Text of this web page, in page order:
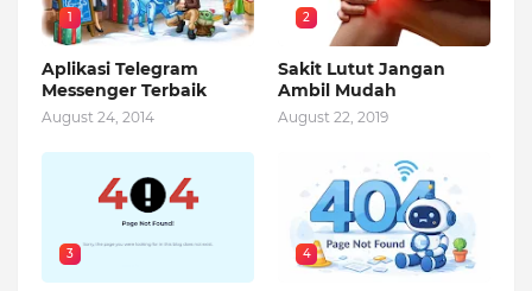
1
Aplikasi Telegram
Messenger Terbaik
August 24, 2014
2
Sakit Lutut Jangan
Ambil Mudah
August 22, 2019
3 4